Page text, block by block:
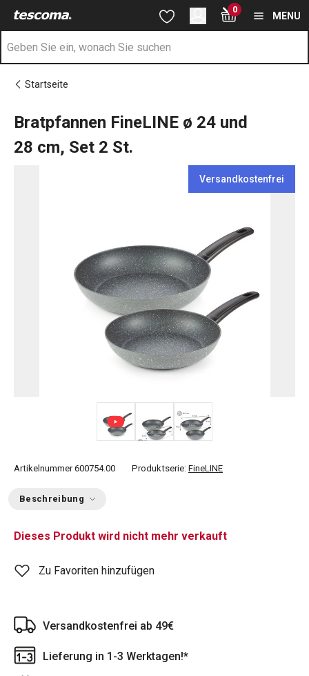
Sie befinden sich auf der Bratpfannen FineLINE ø 24 und 28
Zum Hauptinhalt springen
Zur Suche springen
Zur Navigation springen 0
MENU
Startseite
Bratpfannen FineLINE ø 24 und
28 cm, Set 2 St.
Versandkostenfrei
Artikelnummer 600754.00 Produktserie: FineLINE
Beschreibung
Dieses Produkt wird nicht mehr verkauft
Zu Favoriten hinzufügen
Versandkostenfrei ab 49€
Lieferung in 1-3 Werktagen!*